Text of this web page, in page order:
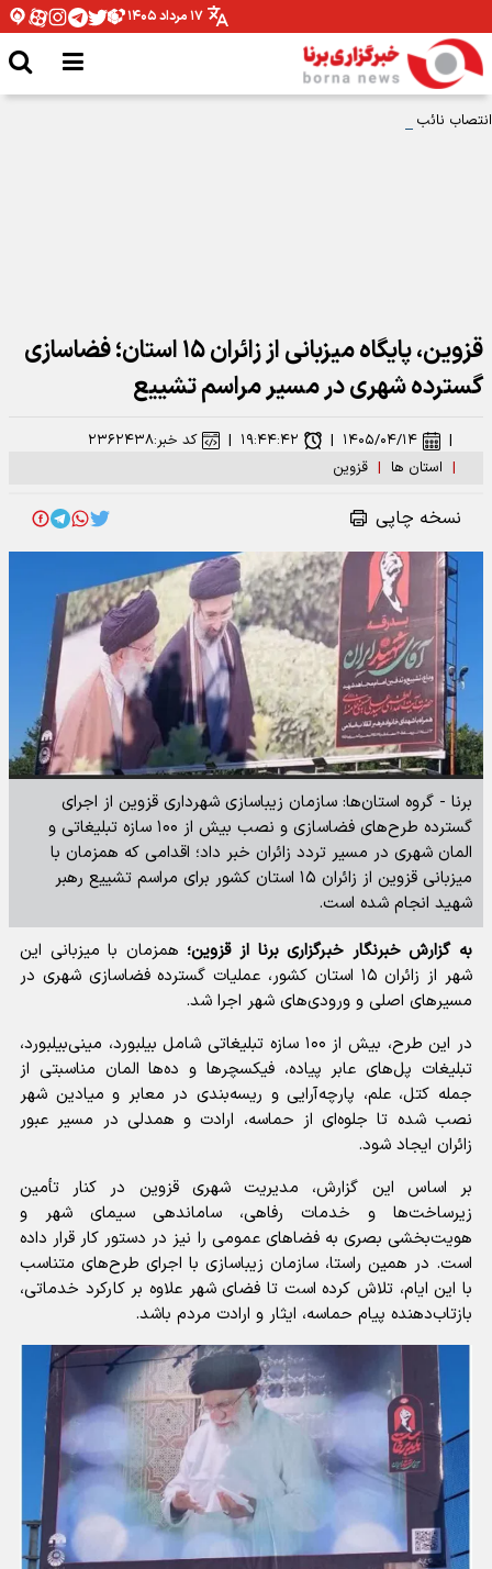
۱۷ مرداد ۱۴۰۵
انتصاب نائب رئیس هیات ورزش های روستایی و بومی محلی کهگیلویه و بویراحمد
قزوین، پایگاه میزبانی از زائران ۱۵ استان؛ فضاسازی
گسترده شهری در مسیر مراسم تشییع
| استان ها | قزوین
| ۱۴۰۵/۰۴/۱۴ | ۱۹:۴۴:۴۲ | کد خبر:۲۳۶۲۴۳۸
نسخه چاپی
برنا - گروه استان‌ها: سازمان زیباسازی شهرداری قزوین از اجرای
گسترده طرح‌های فضاسازی و نصب بیش از ۱۰۰ سازه تبلیغاتی و
المان شهری در مسیر تردد زائران خبر داد؛ اقدامی که همزمان با
میزبانی قزوین از زائران ۱۵ استان کشور برای مراسم تشییع رهبر
شهید انجام شده است.
به گزارش خبرنگار خبرگزاری برنا از قزوین؛ همزمان با میزبانی این
شهر از زائران ۱۵ استان کشور، عملیات گسترده فضاسازی شهری در
مسیرهای اصلی و ورودی‌های شهر اجرا شد.
در این طرح، بیش از ۱۰۰ سازه تبلیغاتی شامل بیلبورد، مینی‌بیلبورد،
تبلیغات پل‌های عابر پیاده، فیکسچرها و ده‌ها المان مناسبتی از
جمله کتل، علم، پارچه‌آرایی و ریسه‌بندی در معابر و میادین شهر
نصب شده تا جلوه‌ای از حماسه، ارادت و همدلی در مسیر عبور
زائران ایجاد شود.
بر اساس این گزارش، مدیریت شهری قزوین در کنار تأمین
زیرساخت‌ها و خدمات رفاهی، ساماندهی سیمای شهر و
هویت‌بخشی بصری به فضاهای عمومی را نیز در دستور کار قرار داده
است. در همین راستا، سازمان زیباسازی با اجرای طرح‌های متناسب
با این ایام، تلاش کرده است تا فضای شهر علاوه بر کارکرد خدماتی،
بازتاب‌دهنده پیام حماسه، ایثار و ارادت مردم باشد.